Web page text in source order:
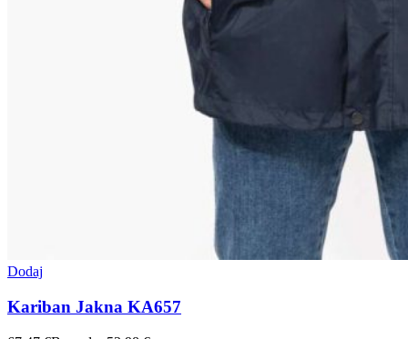
Dodaj
Kariban Jakna KA657